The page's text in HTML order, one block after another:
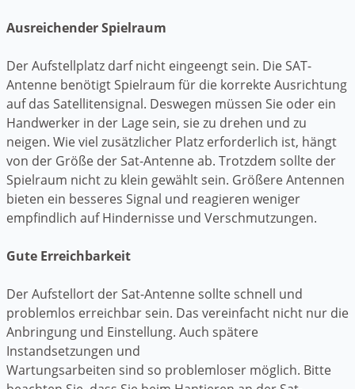
Ausreichender Spielraum
Der Aufstellplatz darf nicht eingeengt sein. Die SAT-
Antenne benötigt Spielraum für die korrekte Ausrichtung
auf das Satellitensignal. Deswegen müssen Sie oder ein
Handwerker in der Lage sein, sie zu drehen und zu
neigen. Wie viel zusätzlicher Platz erforderlich ist, hängt
von der Größe der Sat-Antenne ab. Trotzdem sollte der
Spielraum nicht zu klein gewählt sein. Größere Antennen
bieten ein besseres Signal und reagieren weniger
empfindlich auf Hindernisse und Verschmutzungen.
Gute Erreichbarkeit
Der Aufstellort der Sat-Antenne sollte schnell und
problemlos erreichbar sein. Das vereinfacht nicht nur die
Anbringung und Einstellung. Auch spätere
Instandsetzungen und
Wartungsarbeiten sind so problemloser möglich. Bitte